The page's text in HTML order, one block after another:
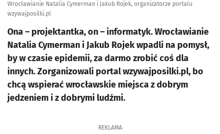
Wrocławianie Natalia Cymerman i Jakub Rojek, organizatorze portalu
wzywajposilki.pl
Ona – projektantka, on – informatyk. Wrocławianie
Natalia Cymerman i Jakub Rojek wpadli na pomysł,
by w czasie epidemii, za darmo zrobić coś dla
innych. Zorganizowali portal wzywajposilki.pl, bo
chcą wspierać wrocławskie miejsca z dobrym
jedzeniem i z dobrymi ludźmi.
REKLAMA